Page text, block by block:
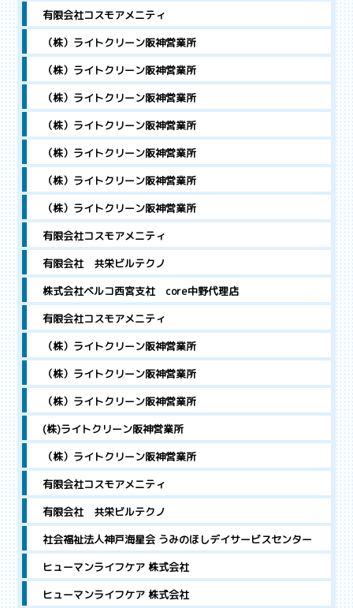
有限会社コスモアメニティ
（株）ライトクリーン阪神営業所
（株）ライトクリーン阪神営業所
（株）ライトクリーン阪神営業所
（株）ライトクリーン阪神営業所
（株）ライトクリーン阪神営業所
（株）ライトクリーン阪神営業所
（株）ライトクリーン阪神営業所
有限会社コスモアメニティ
有限会社 共栄ビルテクノ
株式会社ベルコ西宮支社 core中野代理店
有限会社コスモアメニティ
（株）ライトクリーン阪神営業所
（株）ライトクリーン阪神営業所
（株）ライトクリーン阪神営業所
(株)ライトクリーン阪神営業所
（株）ライトクリーン阪神営業所
有限会社コスモアメニティ
有限会社 共栄ビルテクノ
社会福祉法人神戸海星会 うみのほしデイサービスセンター
ヒューマンライフケア 株式会社
ヒューマンライフケア 株式会社